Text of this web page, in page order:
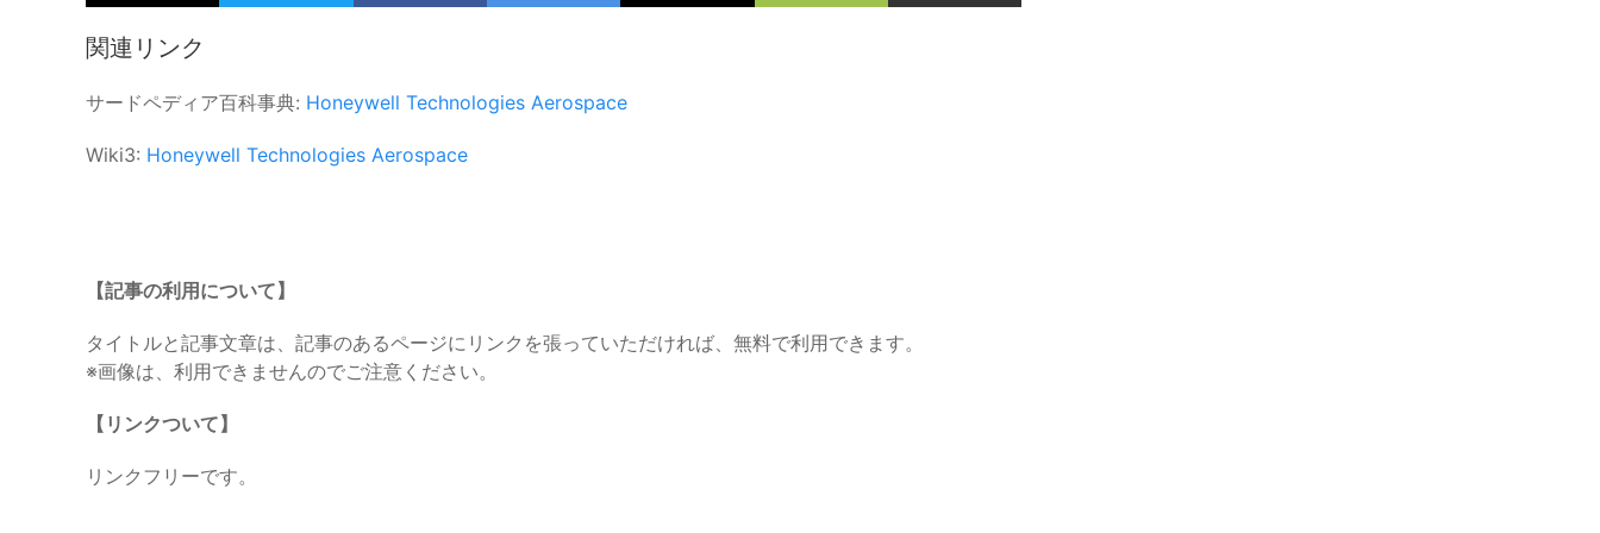
関連リンク
サードペディア百科事典: Honeywell Technologies Aerospace
Wiki3: Honeywell Technologies Aerospace
【記事の利用について】
タイトルと記事文章は、記事のあるページにリンクを張っていただければ、無料で利用できます。
※画像は、利用できませんのでご注意ください。
【リンクついて】
リンクフリーです。